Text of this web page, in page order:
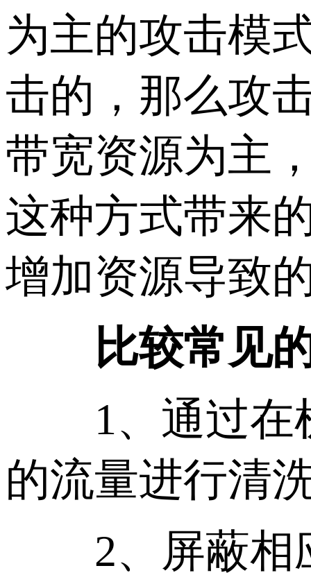
为主的攻击模
击的，那么攻
带宽资源为主
这种方式带来
增加资源导致
比较常见的
1、通过在
的流量进行清
2、屏蔽相应